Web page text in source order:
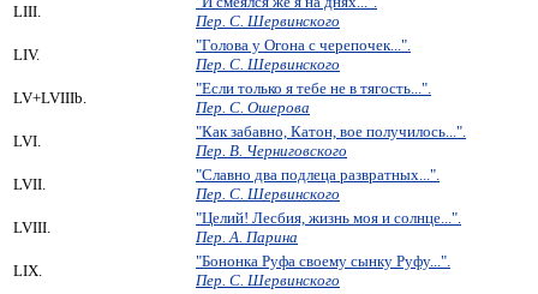
LIII.
Пер. С. Шервинского
LIV.
"Голова у Огона с черепочек...".
Пер. С. Шервинского
LV+LVIIIb.
"Если только я тебе не в тягость...".
Пер. С. Ошерова
LVI.
"Как забавно, Катон, вое получилось...".
Пер. В. Черниговского
LVII.
"Славно два подлеца развратных...".
Пер. С. Шервинского
LVIII.
"Целий! Лесбия, жизнь моя и солнце...".
Пер. А. Парина
LIX.
"Бононка Руфа своему сынку Руфу...".
Пер. С. Шервинского